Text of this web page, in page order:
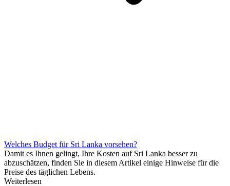
Welches Budget für Sri Lanka vorsehen?
Damit es Ihnen gelingt, Ihre Kosten auf Sri Lanka besser zu
abzuschätzen, finden Sie in diesem Artikel einige Hinweise für die
Preise des täglichen Lebens.
Weiterlesen